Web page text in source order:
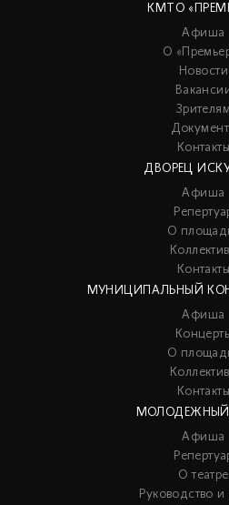
КМТО
Афиша
О
Новости
Зрителям
Контакты
ДВОРЕЦ
Афиша
О
Контакты
МУНИЦИПАЛЬНЫЙ
Афиша
О
Контакты
МОЛОДЕЖНЫЙ
Афиша
О театре
Руководство и